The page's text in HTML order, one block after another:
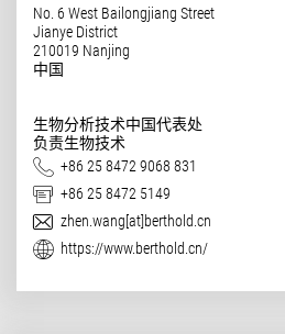
No. 6 West Bailongjiang Street
Jianye District
210019 Nanjing
中国
生物分析技术中国代表处
负责生物技术
电话
+86 25 8472 9068 831
传真
+86 25 8472 5149
电子邮件
zhen.wang[at]berthold.cn
网址
https://www.berthold.cn/